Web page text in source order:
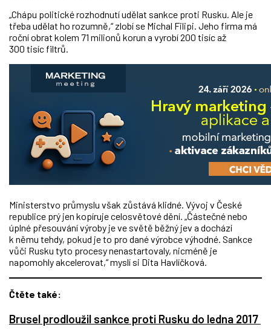
„Chápu politické rozhodnutí udělat sankce proti Rusku. Ale je
třeba udělat ho rozumně,“ zlobí se Michal Filipi. Jeho firma má
roční obrat kolem 71 milionů korun a vyrobí 200 tisíc až
300 tisíc filtrů.
Ministerstvo průmyslu však zůstává klidné. Vývoj v České
republice prý jen kopíruje celosvětové dění. „Částečné nebo
úplné přesouvání výroby je ve světě běžný jev a dochází
k němu tehdy, pokud je to pro dané výrobce výhodné. Sankce
vůči Rusku tyto procesy nenastartovaly, nicméně je
napomohly akcelerovat,“ myslí si Dita Havlíčková.
Čtěte také:
Brusel prodloužil sankce proti Rusku do ledna 2017